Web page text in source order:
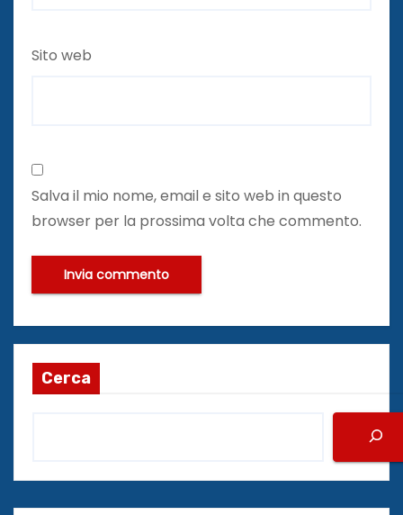
Sito web
Salva il mio nome, email e sito web in questo
browser per la prossima volta che commento.
Cerca